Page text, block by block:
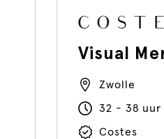
Visual
Zwolle
32 - 38 uur
Costes